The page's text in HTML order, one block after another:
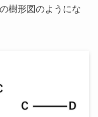
樹形図のようにな